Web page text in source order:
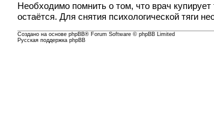
Необходимо помнить о том, что врач
остаётся. Для снятия психологической тяги
Создано на основеphpBB® Forum Software © phpBB Limited
Русская поддержка phpBB